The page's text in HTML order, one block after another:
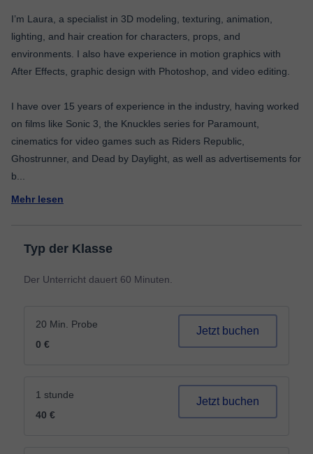
I’m Laura, a specialist in 3D modeling, texturing, animation,
lighting, and hair creation for characters, props, and
environments. I also have experience in motion graphics with
After Effects, graphic design with Photoshop, and video editing.
I have over 15 years of experience in the industry, having worked
on films like Sonic 3, the Knuckles series for Paramount,
cinematics for video games such as Riders Republic,
Ghostrunner, and Dead by Daylight, as well as advertisements for
b
Mehr lesen
Typ der Klasse
Der Unterricht dauert 60 Minuten.
20 Min. Probe
0 €
Jetzt buchen
1 stunde
40 €
Jetzt buchen